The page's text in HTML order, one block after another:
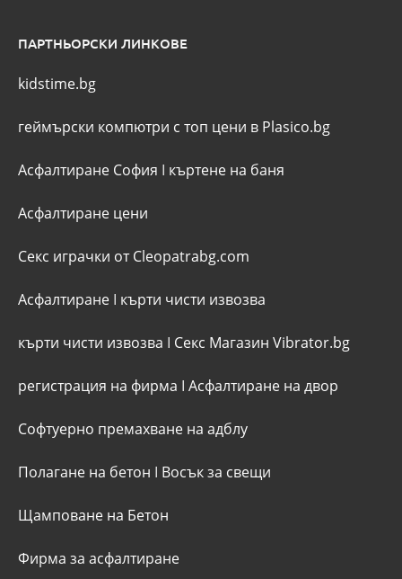
ПАРТНЬОРСКИ ЛИНКОВЕ
kidstime.bg
геймърски компютри с топ цени в Plasico.bg
Асфалтиране София I къртене на баня
Асфалтиране цени
Секс играчки от Cleopatrabg.com
Асфалтиране I кърти чисти извозва
кърти чисти извозва I Секс Магазин Vibrator.bg
регистрация на фирма I Асфалтиране на двор
Софтуерно премахване на адблу
Полагане на бетон I Восък за свещи
Щамповане на Бетон
Фирма за асфалтиране